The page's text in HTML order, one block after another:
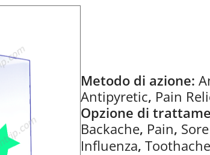
Metodo di azione:
Antipyretic, Pain
Opzione di
Backache, Pain,
Influenza, Toothache